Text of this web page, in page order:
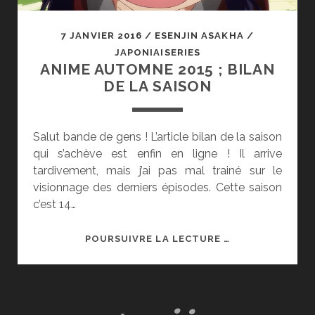
7 JANVIER 2016 / ESENJIN ASAKHA /
JAPONIAISERIES
ANIME AUTOMNE 2015 ; BILAN
DE LA SAISON
Salut bande de gens ! L’article bilan de la saison
qui s’achève est enfin en ligne ! Il arrive
tardivement, mais j’ai pas mal trainé sur le
visionnage des derniers épisodes. Cette saison
c’est 14…
POURSUIVRE LA LECTURE …